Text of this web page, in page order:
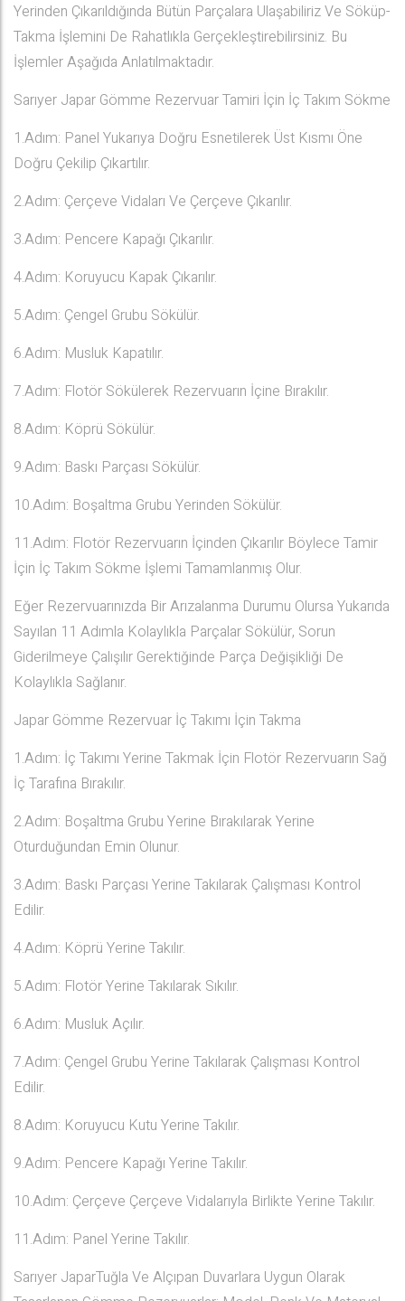
Yerinden Çıkarıldığında Bütün Parçalara Ulaşabiliriz Ve Söküp-
Takma İşlemini De Rahatlıkla Gerçekleştirebilirsiniz. Bu
İşlemler Aşağıda Anlatılmaktadır.
Sarıyer Japar Gömme Rezervuar Tamiri İçin İç Takım Sökme
1.Adım: Panel Yukarıya Doğru Esnetilerek Üst Kısmı Öne
Doğru Çekilip Çıkartılır.
2.Adım: Çerçeve Vidaları Ve Çerçeve Çıkarılır.
3.Adım: Pencere Kapağı Çıkarılır.
4.Adım: Koruyucu Kapak Çıkarılır.
5.Adım: Çengel Grubu Sökülür.
6.Adım: Musluk Kapatılır.
7.Adım: Flotör Sökülerek Rezervuarın İçine Bırakılır.
8.Adım: Köprü Sökülür.
9.Adım: Baskı Parçası Sökülür.
10.Adım: Boşaltma Grubu Yerinden Sökülür.
11.Adım: Flotör Rezervuarın İçinden Çıkarılır Böylece Tamir
İçin İç Takım Sökme İşlemi Tamamlanmış Olur.
Eğer Rezervuarınızda Bir Arızalanma Durumu Olursa Yukarıda
Sayılan 11 Adımla Kolaylıkla Parçalar Sökülür, Sorun
Giderilmeye Çalışılır Gerektiğinde Parça Değişikliği De
Kolaylıkla Sağlanır.
Japar Gömme Rezervuar İç Takımı İçin Takma
1.Adım: İç Takımı Yerine Takmak İçin Flotör Rezervuarın Sağ
İç Tarafına Bırakılır.
2.Adım: Boşaltma Grubu Yerine Bırakılarak Yerine
Oturduğundan Emin Olunur.
3.Adım: Baskı Parçası Yerine Takılarak Çalışması Kontrol
Edilir.
4.Adım: Köprü Yerine Takılır.
5.Adım: Flotör Yerine Takılarak Sıkılır.
6.Adım: Musluk Açılır.
7.Adım: Çengel Grubu Yerine Takılarak Çalışması Kontrol
Edilir.
8.Adım: Koruyucu Kutu Yerine Takılır.
9.Adım: Pencere Kapağı Yerine Takılır.
10.Adım: Çerçeve Çerçeve Vidalarıyla Birlikte Yerine Takılır.
11.Adım: Panel Yerine Takılır.
Sarıyer JaparTuğla Ve Alçıpan Duvarlara Uygun Olarak